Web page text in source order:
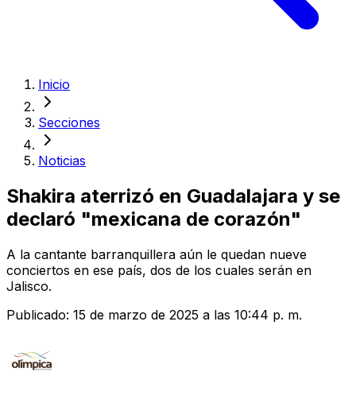
Inicio
Secciones
Noticias
Shakira aterrizó en Guadalajara y se
declaró "mexicana de corazón"
A la cantante barranquillera aún le quedan nueve
conciertos en ese país, dos de los cuales serán en
Jalisco.
Publicado: 15 de marzo de 2025 a las 10:44 p. m.